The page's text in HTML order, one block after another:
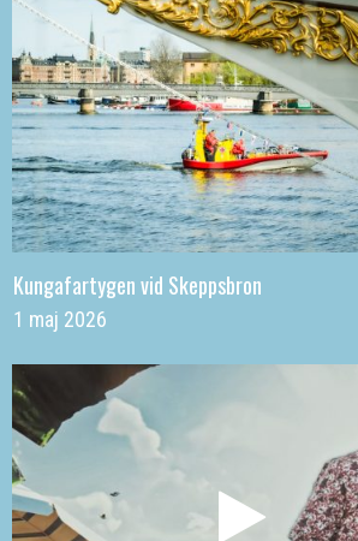
Kungafartygen vid Skeppsbron
1 maj 2026